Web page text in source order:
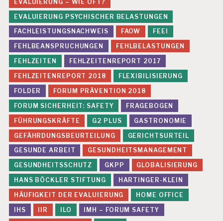
EVALUIERUNG – WIE OFT?
EVALUIERUNG PSYCHISCHER BELASTUNGEN
FACHLEISTUNGSNACHWEIS
FAOW
FEEI
FEHLBEANSPRUCHUNGEN
FEHLBELASTUNGEN
FEHLZEITEN
FEHLZEITENREPORT 2017
FEHLZEITENREPORT 2018
FLEXIBILISIERUNG
FOLDER
FORUM PRÄVENTION 2018
FORUM SICHERHEIT: SAFETY
FRAGEBOGEN
FÜHRUNGSKRÄFTE
G2 PLUS
GASTRONOMIE
GEFÄHRDUNGSBEURTEILUNG
GERICHTSURTEIL
GESUNDE ARBEIT
GESUNDHEITSMANAGEMENT
GESUNDHEITSSCHUTZ
GKPP
GLOBALISIERUNG
HANS BÖCKLER STIFTUNG
HARTINGER-KLEIN
HÄUFIGKEIT DER EVALUIERUNG
HOME OFFICE
IHS
IIR ILO
IMH – FORUM SAFETY